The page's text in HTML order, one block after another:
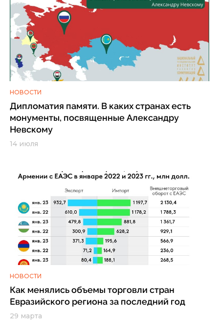
НОВОСТИ
Дипломатия памяти. В каких странах есть
монументы, посвященные Александру
Невскому
14 июля
НОВОСТИ
Как менялись объемы торговли стран
Евразийского региона за последний год
29 марта